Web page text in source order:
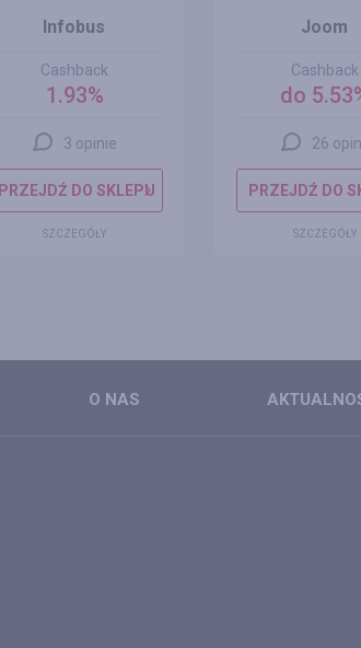
Infobus
Cashback
1.93%
3 opinie
PRZEJDŹ DO SKLEPU
SZCZEGÓŁY
Joom
Cashback
do
26
PRZEJDŹ DO
SZCZEGÓŁY
O NAS